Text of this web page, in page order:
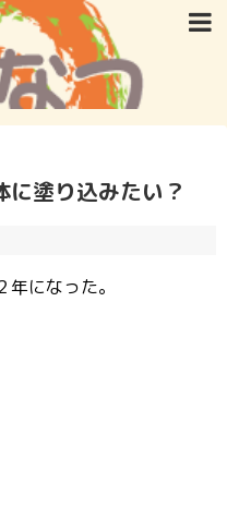
塗り込みたい？
になった。